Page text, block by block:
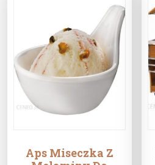
Aps Miseczka Z